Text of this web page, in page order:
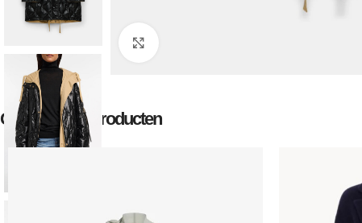
Gerelateerde producten